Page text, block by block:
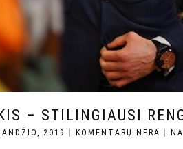
– STILINGIAUSI
2019 KOMENTARŲ NĖRA